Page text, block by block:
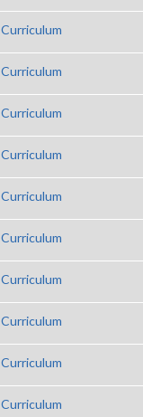
Curriculum
Curriculum
Curriculum
Curriculum
Curriculum
Curriculum
Curriculum
Curriculum
Curriculum
Curriculum